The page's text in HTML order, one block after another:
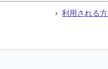
利用される